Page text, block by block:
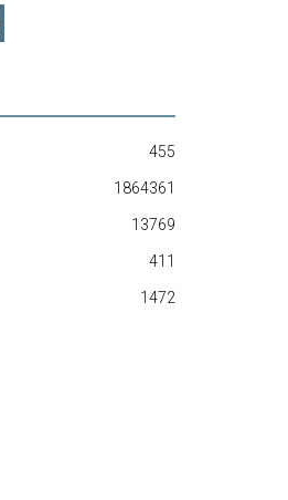
455
1864361
13769
411
1472